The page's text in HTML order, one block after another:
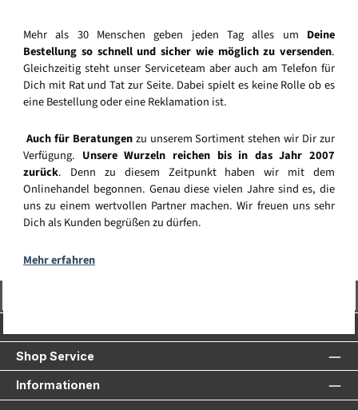
Mehr als 30 Menschen geben jeden Tag alles um Deine
Bestellung so schnell und sicher wie möglich zu versenden.
Gleichzeitig steht unser Serviceteam aber auch am Telefon für
Dich mit Rat und Tat zur Seite. Dabei spielt es keine Rolle ob es
eine Bestellung oder eine Reklamation ist.
Auch für Beratungenzu unserem Sortiment stehen wir Dir zur
Verfügung. Unsere Wurzeln reichen bis in das Jahr 2007
zurück. Denn zu diesem Zeitpunkt haben wir mit dem
Onlinehandel begonnen. Genau diese vielen Jahre sind es, die
uns zu einem wertvollen Partner machen. Wir freuen uns sehr
Dich als Kunden begrüßen zu dürfen.
Mehr erfahren
Shop Service
Informationen